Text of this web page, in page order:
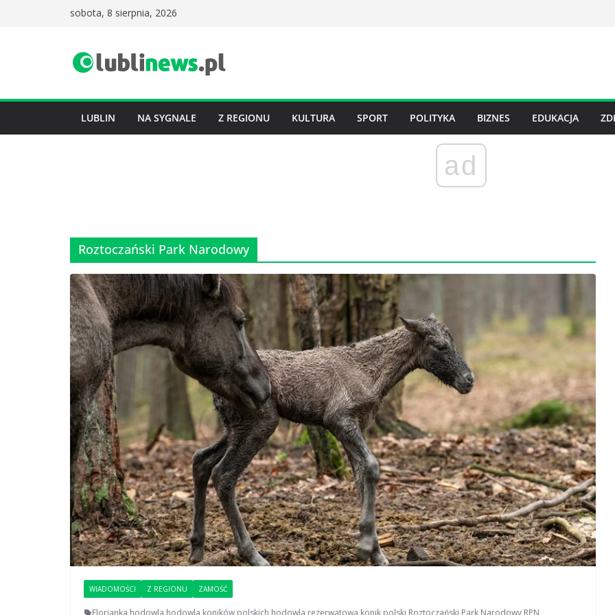
sobota, 8 sierpnia, 2026
LUBLIN NA SYGNALE Z REGIONU KULTURA SPORT POLITYKA BIZNES EDUKACJA
ad
Roztoczański Park Narodowy
WIADOMOŚCI Z REGIONU ZAMOŚĆ